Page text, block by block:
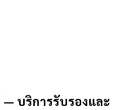
— บริการรับรองและ